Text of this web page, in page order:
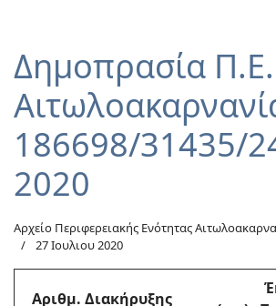
Δημοπρασία Π.Ε.
186698/31435/
2020
Αρχείο Περιφερειακής Ενότητας
27 Ιουλιου 2020
Αριθμ. Διακήρυξης